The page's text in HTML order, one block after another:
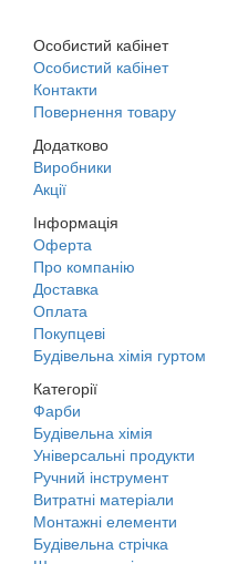
Особистий кабінет
Особистий кабінет
Контакти
Повернення товару
Додатково
Виробники
Акції
Інформація
Оферта
Про компанію
Доставка
Оплата
Покупцеві
Будівельна хімія гуртом
Категорії
Фарби
Будівельна хімія
Універсальні продукти
Ручний інструмент
Витратні матеріали
Монтажні елементи
Будівельна стрічка